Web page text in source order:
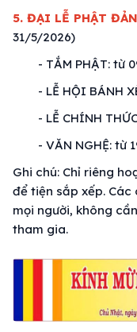
5. ĐẠI LỄ PHẬT ĐẢN
31/5/2026)
- TẮM PHẬT: từ
- LỄ HỘI BÁNH
- LỄ CHÍNH
- VĂN NGHỆ: từ
Ghi chú: Chỉ riêng
để tiện sắp xếp.
mọi người, không
tham gia.